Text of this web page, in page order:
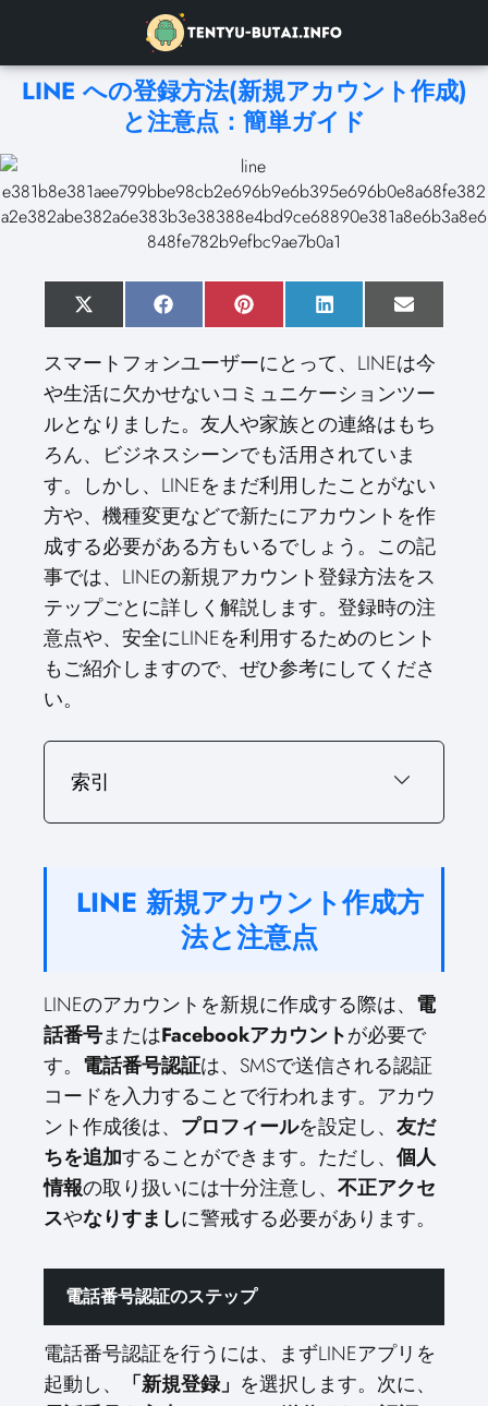
LINE への登録方法(新規アカウント作成)
と注意点：簡単ガイド
S
h
r
e
o
n
X
(
w
i
t
t
e
S
h
r
e
o
n
F
a
e
b
o
o
k
S
h
r
o
n
P
i
t
r
e
s
t
S
h
r
o
n
L
i
k
d
I
n
S
h
r
e
o
n
E
m
i
l
スマートフォンユーザーにとって、LINEは今
や生活に欠かせないコミュニケーションツー
ルとなりました。友人や家族との連絡はもち
ろん、ビジネスシーンでも活用されていま
す。しかし、LINEをまだ利用したことがない
方や、機種変更などで新たにアカウントを作
成する必要がある方もいるでしょう。この記
事では、LINEの新規アカウント登録方法をス
テップごとに詳しく解説します。登録時の注
意点や、安全にLINEを利用するためのヒント
もご紹介しますので、ぜひ参考にしてくださ
い。
索引
LINE 新規アカウント作成方
法と注意点
LINEのアカウントを新規に作成する際は、 電
話番号またはFacebookアカウントが必要で
す。 電話番号認証は、SMSで送信される認証
コードを入力することで行われます。アカウ
ント作成後は、 プロフィールを設定し、 友だ
ちを追加することができます。ただし、 個人
情報の取り扱いには十分注意し、 不正アクセ
スやなりすましに警戒する必要があります。
電話番号認証のステップ
電話番号認証を行うには、まずLINEアプリを
起動し、
「新規登録」 を選択します。次に、